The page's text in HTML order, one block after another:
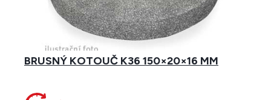
BRUSNÝ KOTOUČ K36 150×20×16 MM